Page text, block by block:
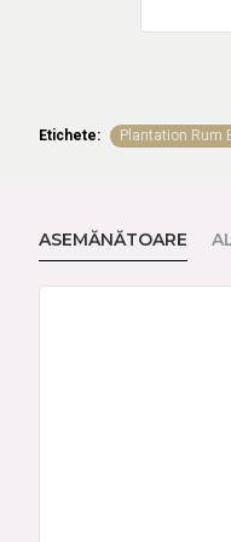
Etichete: Plantation Rum
ASEMĂNĂTOARE